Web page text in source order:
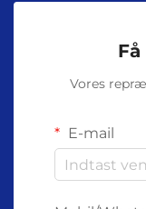
Vores
E-mail